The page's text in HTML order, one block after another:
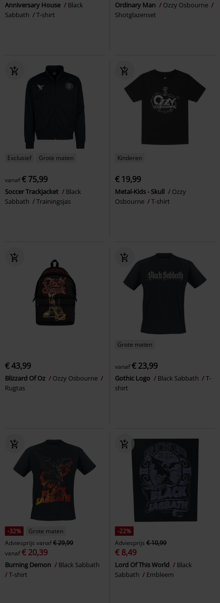
Anniversary House
Black
Sabbath
T-shirt
Ordinary Man
Ozzy Osbourne
Shotglazenset
Exclusief Grote maten
vanaf€ 75,99
Soccer Trackjacket
Black
Sabbath
Trainingsjas
Kinderen
€ 19,99
Metal-Kids - Skull
Ozzy
Osbourne
T-shirt
€ 43,99
Blizzard Of Oz
Ozzy Osbourne
Rugtas
Grote maten
vanaf€ 23,99
Gothic Logo Black Sabbath
T-
shirt
-32%
Grote maten
Adviesprijs vanaf€ 29,99
vanaf€ 20,39
Burning Demon
Black Sabbath
T-shirt
-22%
Adviesprijs € 10,99
€ 8,49
Lord Of This World
Black
Sabbath
Embleem